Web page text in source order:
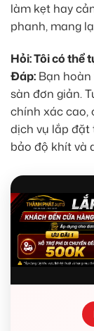
làm kẹt hay
phanh, mang
Hỏi: Tôi có thể
Đáp: Bạn
sàn đơn giản.
chính xác cao,
dịch vụ lắp đặt
bảo độ khít và